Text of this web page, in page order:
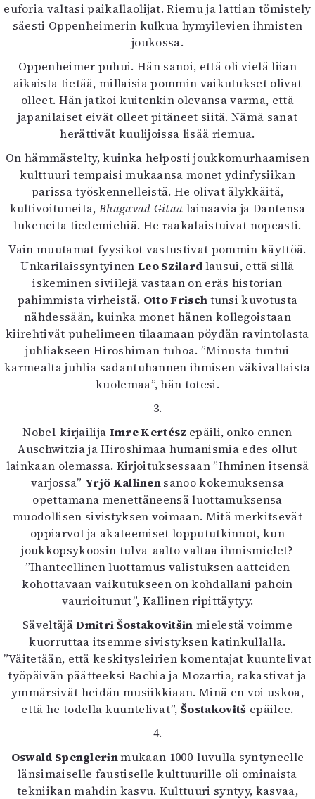
euforia valtasi paikallaolijat. Riemu ja lattian tömistely
säesti Oppenheimerin kulkua hymyilevien ihmisten
joukossa.
Oppenheimer puhui. Hän sanoi, että oli vielä liian
aikaista tietää, millaisia pommin vaikutukset olivat
olleet. Hän jatkoi kuitenkin olevansa varma, että
japanilaiset eivät olleet pitäneet siitä. Nämä sanat
herättivät kuulijoissa lisää riemua.
On hämmästelty, kuinka helposti joukkomurhaamisen
kulttuuri tempaisi mukaansa monet ydinfysiikan
parissa työskennelleistä. He olivat älykkäitä,
kultivoituneita, Bhagavad Gitaa lainaavia ja Dantensa
lukeneita tiedemiehiä. He raakalaistuivat nopeasti.
Vain muutamat fyysikot vastustivat pommin käyttöä.
Unkarilaissyntyinen Leo Szilardlausui, että sillä
iskeminen siviilejä vastaan on eräs historian
pahimmista virheistä. Otto Frischtunsi kuvotusta
nähdessään, kuinka monet hänen kollegoistaan
kiirehtivät puhelimeen tilaamaan pöydän ravintolasta
juhliakseen Hiroshiman tuhoa. ”Minusta tuntui
karmealta juhlia sadantuhannen ihmisen väkivaltaista
kuolemaa”, hän totesi.
3.
Nobel-kirjailija Imre Kertész epäili, onko ennen
Auschwitzia ja Hiroshimaa humanismia edes ollut
lainkaan olemassa. Kirjoituksessaan ”Ihminen itsensä
varjossa” Yrjö Kallinensanoo kokemuksensa
opettamana menettäneensä luottamuksensa
muodollisen sivistyksen voimaan. Mitä merkitsevät
oppiarvot ja akateemiset loppututkinnot, kun
joukkopsykoosin tulva-aalto valtaa ihmismielet?
”Ihanteellinen luottamus valistuksen aatteiden
kohottavaan vaikutukseen on kohdallani pahoin
vaurioitunut”, Kallinen ripittäytyy.
SäveltäjäDmitri Šostakovitšin mielestä voimme
kuorruttaa itsemme sivistyksen katinkullalla.
”Väitetään, että keskitysleirien komentajat kuuntelivat
työpäivän päätteeksi Bachia ja Mozartia, rakastivat ja
ymmärsivät heidän musiikkiaan. Minä en voi uskoa,
että he todella kuuntelivat”,Šostakovitš epäilee.
4.
Oswald Spenglerinmukaan 1000-luvulla syntyneelle
länsimaiselle faustiselle kulttuurille oli ominaista
tekniikan mahdin kasvu. Kulttuuri syntyy, kasvaa,